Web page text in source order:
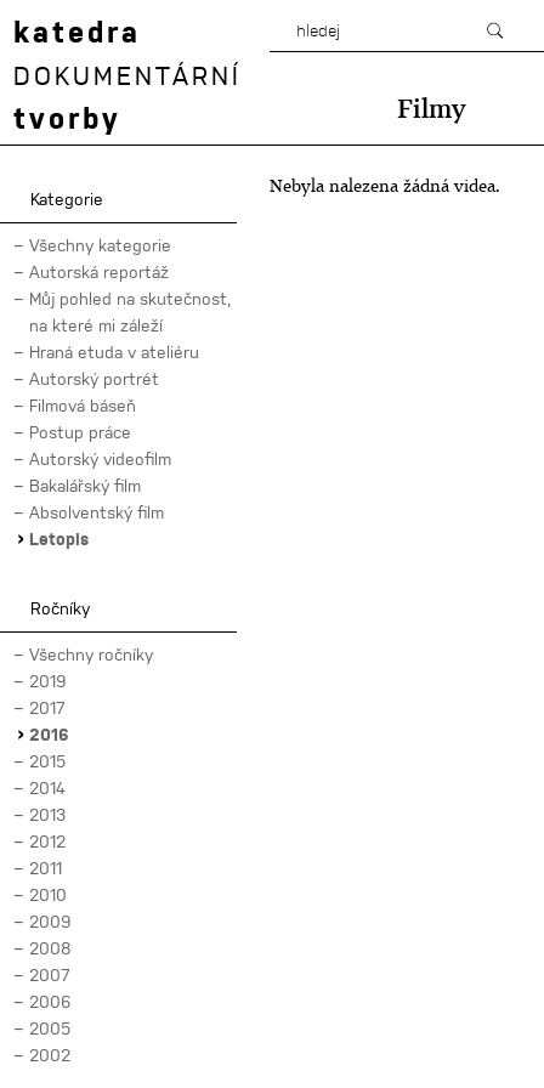
katedra
DOKUMENTÁRNÍ
tvorby Filmy
Kategorie
Všechny kategorie
Autorská reportáž
Můj pohled na skutečnost,
na které mi záleží
Hraná etuda v ateliéru
Autorský portrét
Filmová báseň
Postup práce
Autorský videofilm
Bakalářský film
Absolventský film
Letopis
Ročníky
Všechny ročníky
2019
2017
2016
2015
2014
2013
2012
2011
2010
2009
2008
2007
2006
2005
2002
Nebyla nalezena žádná videa.